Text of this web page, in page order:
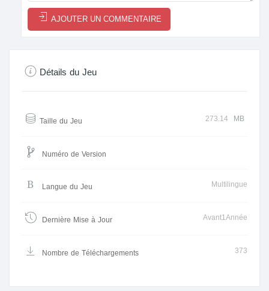
AJOUTER UN COMMENTAIRE
Détails du Jeu
Taille du Jeu 273.14 MB
Numéro de Version
Langue du Jeu Multilingue
Dernière Mise à Jour Avant1Année
Nombre de Téléchargements 373